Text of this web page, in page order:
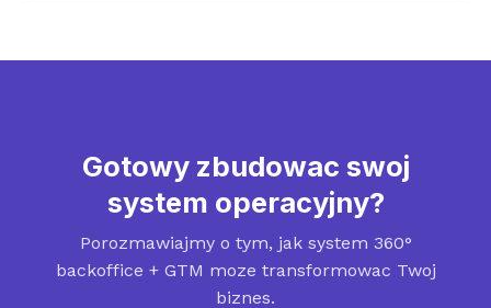
Gotowy zbudowac swoj
system operacyjny?
Porozmawiajmy o tym, jak system 360°
backoffice + GTM moze transformowac Twoj
biznes.